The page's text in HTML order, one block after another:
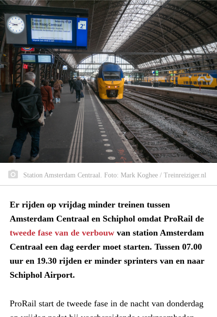
Station Amsterdam Centraal. Foto: Mark Koghee / Treinreiziger.nl
Er rijden op vrijdag minder treinen tussen
Amsterdam Centraal en Schiphol omdat ProRail de
tweede fase van de verbouw van station Amsterdam
Centraal een dag eerder moet starten. Tussen 07.00
uur en 19.30 rijden er minder sprinters van en naar
Schiphol Airport.
ProRail start de tweede fase in de nacht van donderdag